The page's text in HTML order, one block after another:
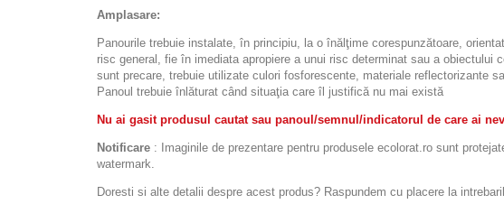
Amplasare:
Panourile trebuie instalate, în principiu, la o înălţime corespunzătoare,
risc general, fie în imediata apropiere a unui risc determinat sau a
sunt precare, trebuie utilizate culori fosforescente, materiale reflectorizante
Panoul trebuie înlăturat când situaţia care îl justifică nu mai există
Nu ai gasit produsul cautat sau panoul/semnul/indicatorul de care ai
Notificare : Imaginile de prezentare pentru produsele ecolorat.ro sunt
watermark.
Doresti si alte detalii despre acest produs? Raspundem cu placere la